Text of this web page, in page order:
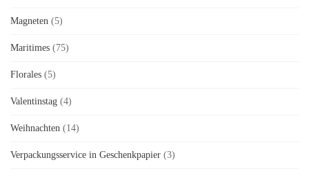
Magneten (5)
Maritimes (75)
Florales (5)
Valentinstag (4)
Weihnachten (14)
Verpackungsservice in Geschenkpapier (3)